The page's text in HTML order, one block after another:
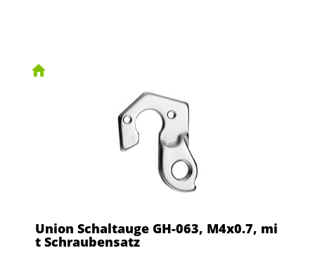
Union Schaltauge GH-063, M4x0.7, mi
t Schraubensatz